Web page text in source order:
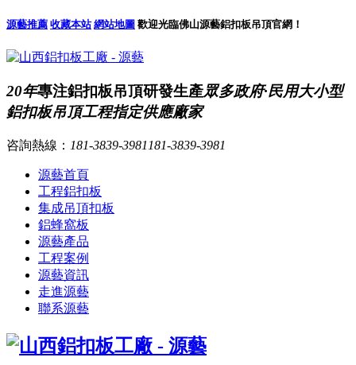
源藝推薦 收藏本站 網站地圖 歡迎光臨佛山源藝鋁扣板吊頂官網！
20年專注鋁扣板吊頂研發生產眾多政府·民用大小型
鋁扣板吊頂工程指定供應廠家
咨詢熱線： 181-3839-3981 181-3839-3981
源藝首頁
工程鋁扣板
集成吊頂扣板
鋁蜂窩板
源藝產品
工程案例
源藝資訊
走進源藝
聯系源藝